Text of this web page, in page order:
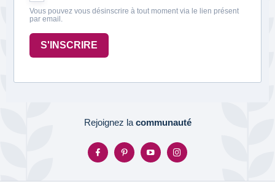
Vous pouvez vous désinscrire à tout moment via le lien présent
par email.
S'INSCRIRE
Rejoignez la communauté